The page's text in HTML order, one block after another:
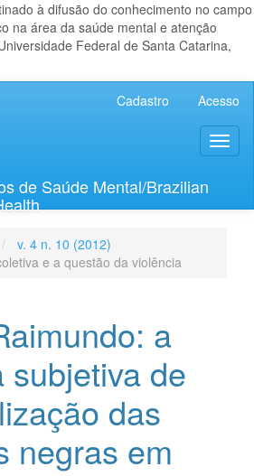
à difusão do conhecimento no campo
na área da saúde mental e atenção
Federal de Santa Catarina,
Cadastro Acesso
de Saúde Mental/Brazilian
v. 4 n. 10 (2012)
e a questão da violência
a
subjetiva de
das
negras em